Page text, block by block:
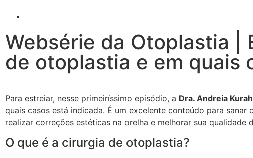
Websérie da Otoplastia |
de otoplastia e em quais
Para estreiar, nesse primeiríssimo episódio, a Dra. Andreia
quais casos está indicada. É um excelente conteúdo para
realizar correções estéticas na orelha e melhorar sua qualidade
O que é a cirurgia de otoplastia?